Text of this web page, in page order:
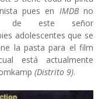
pues en IMDBno
de este señor
adolescentes que se
la pasta para el film
está actualmente
(Distrito 9).